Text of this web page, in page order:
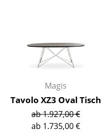
Arbeitszimmer
Diele
Badezimmer
Stauraum
Balkon & Garten
Magis
Tavolo XZ3 Oval Tisch
ab 1.927,00 €
ab 1.735,00 €